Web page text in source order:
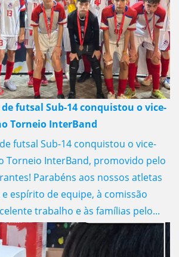
de futsal Sub-14 conquistou o vice-
Torneio InterBand
futsal Sub-14 conquistou o vice-
Torneio InterBand, promovido pelo
Parabéns aos nossos atletas
espírito de equipe, à comissão
trabalho e às famílias pelo...